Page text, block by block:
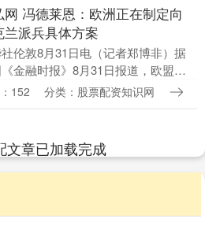
网 冯德莱恩：欧洲正在制定向
兰派兵具体方案
伦敦8月31日电（记者郑博非）据
金融时报》8月31日报道，欧盟委
席冯德莱恩在接受该报采访时表
152 分类：股票配资知识网
文章已加载完成